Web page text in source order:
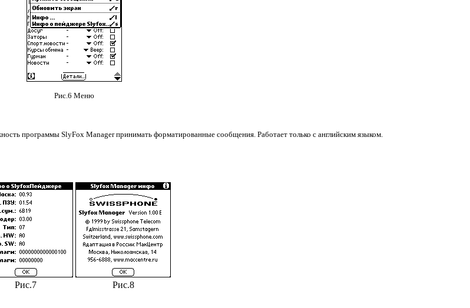
Рис.6 Меню
программы SlyFox Manager принимать форматированные сообщения. Работает только с английским языком.
Рис.7 Рис.8